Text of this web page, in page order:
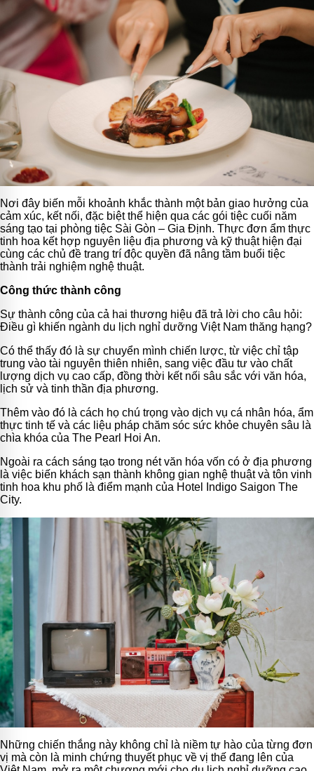
Nơi đây biến mỗi khoảnh khắc thành một bản giao hưởng của
cảm xúc, kết nối, đặc biệt thể hiện qua các gói tiệc cuối năm
sáng tạo tại phòng tiệc Sài Gòn – Gia Định. Thực đơn ẩm thực
tinh hoa kết hợp nguyên liệu địa phương và kỹ thuật hiện đại
cùng các chủ đề trang trí độc quyền đã nâng tầm buổi tiệc
thành trải nghiệm nghệ thuật.
Công thức thành công
Sự thành công của cả hai thương hiệu đã trả lời cho câu hỏi:
Điều gì khiến ngành du lịch nghỉ dưỡng Việt Nam thăng hạng?
Có thể thấy đó là sự chuyển mình chiến lược, từ việc chỉ tập
trung vào tài nguyên thiên nhiên, sang việc đầu tư vào chất
lượng dịch vụ cao cấp, đồng thời kết nối sâu sắc với văn hóa,
lịch sử và tinh thần địa phương.
Thêm vào đó là cách họ chú trọng vào dịch vụ cá nhân hóa, ẩm
thực tinh tế và các liệu pháp chăm sóc sức khỏe chuyên sâu là
chìa khóa của The Pearl Hoi An.
Ngoài ra cách sáng tạo trong nét văn hóa vốn có ở địa phương
là việc biến khách sạn thành không gian nghệ thuật và tôn vinh
tinh hoa khu phố là điểm mạnh của Hotel Indigo Saigon The
City.
Những chiến thắng này không chỉ là niềm tự hào của từng đơn
vị mà còn là minh chứng thuyết phục về vị thế đang lên của